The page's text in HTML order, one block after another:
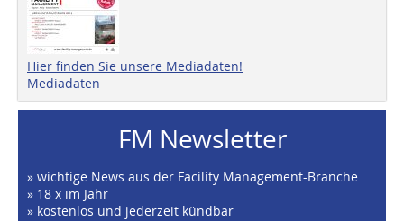
Hier finden Sie unsere Mediadaten!
Mediadaten
FM Newsletter
» wichtige News aus der Facility Management-Branche
» 18 x im Jahr
» kostenlos und jederzeit kündbar